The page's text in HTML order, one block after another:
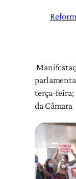
terça-feira;
da Câmara